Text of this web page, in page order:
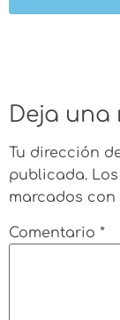
Deja una
Tu dirección
publicada.
marcados con
Comentario *